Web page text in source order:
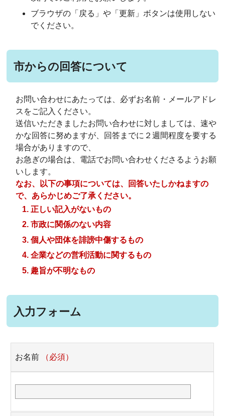
ブラウザの「戻る」や「更新」ボタンは使用しない
でください。
市からの回答について
お問い合わせにあたっては、必ずお名前・メールアドレ
スをご記入ください。
送信いただきましたお問い合わせに対しましては、速や
かな回答に努めますが、回答までに２週間程度を要する
場合がありますので、
お急ぎの場合は、電話でお問い合わせくださるようお願
いします。
なお、以下の事項については、回答いたしかねますの
で、あらかじめご了承ください。
正しい記入がないもの
市政に関係のない内容
個人や団体を誹謗中傷するもの
企業などの営利活動に関するもの
趣旨が不明なもの
入力フォーム
お名前 （必須）